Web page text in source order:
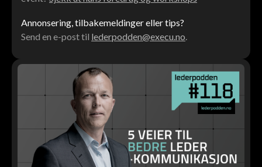
Annonsering, tilbakemeldinger eller tips?
Send en e-post til lederpodden@execu.no